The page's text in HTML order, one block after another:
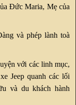
Đức Maria, Mẹ của
và phép lành toà
với các linh mục,
Jeep quanh các lối
và du khách hành